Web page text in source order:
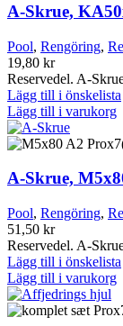
A-Skrue,
Pool, Rengöring,
19,80 kr
Reservedel. A-
Lägg till i önskelista
Lägg till i varukorg
A-Skrue,
Pool, Rengöring,
51,50 kr
Reservedel. A-
Lägg till i önskelista
Lägg till i varukorg